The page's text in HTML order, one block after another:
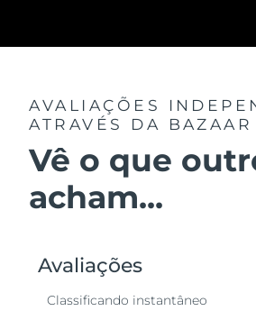
AVALIAÇÕES
ATRAVÉS DA
Vê o que
acham...